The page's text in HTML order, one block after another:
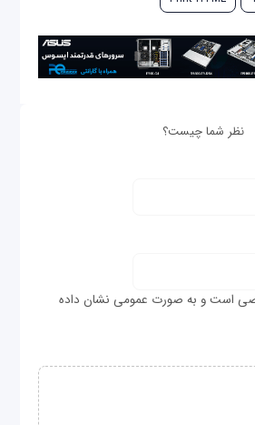
نظر شما چیست؟
است و به صورت عمومی نشان داده